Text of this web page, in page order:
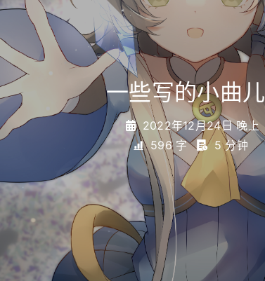
一些写的小曲儿
2022年12月24日 晚上
596 字
5 分钟